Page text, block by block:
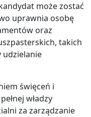
może zostać
uprawnia osobę
oraz
takich
udzielanie
święceń i
władzy
za zarządzanie